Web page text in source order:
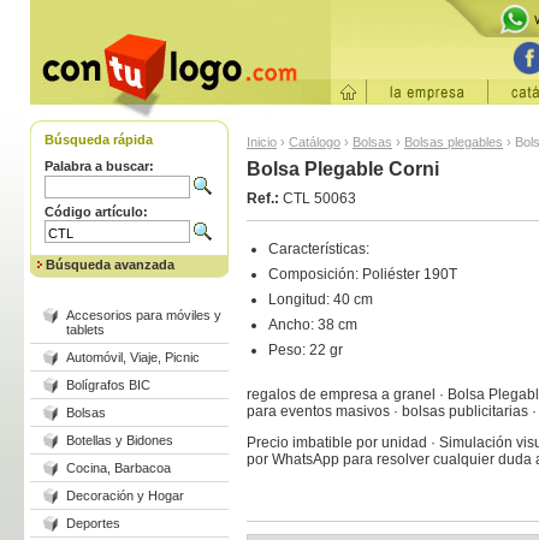
Búsqueda rápida
Palabra a buscar:
Código artículo:
Búsqueda avanzada
Accesorios para móviles y
tablets
Automóvil, Viaje, Picnic
Bolígrafos BIC
Bolsas
Botellas y Bidones
Cocina, Barbacoa
Decoración y Hogar
Deportes
Inicio › Catálogo › Bolsas › Bolsas plegables ›
Bolsa Plegable Corni
Ref.: CTL 50063
Características:
Composición: Poliéster 190T
Longitud: 40 cm
Ancho: 38 cm
Peso: 22 gr
regalos de empresa a granel · Bolsa
para eventos masivos · bolsas publicitarias
Precio imbatible por unidad · Simulación
por WhatsApp para resolver cualquier duda